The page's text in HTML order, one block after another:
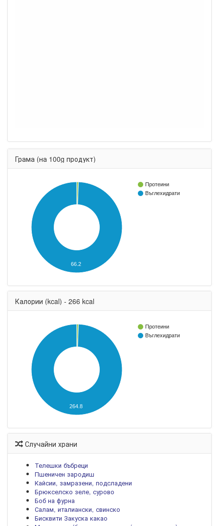
Грама (на 100g продукт)
Протеини
Въглехидрати
66.2
Калории (kcal) - 266 kcal
Протеини
Въглехидрати
264.8
Случайни храни
Телешки бъбреци
Пшеничен зародиш
Кайсии, замразени, подсладени
Брюкселско зеле, сурово
Боб на фурна
Салам, италиански, свинско
Бисквити Закуска какао